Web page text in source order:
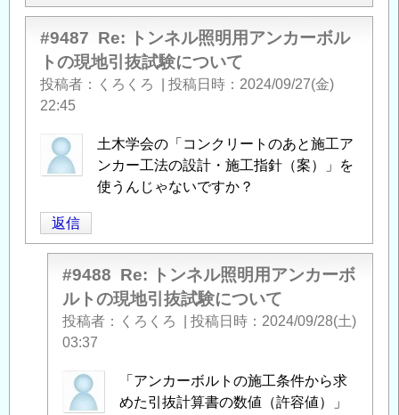
#9487 Re: トンネル照明用アンカーボル
トの現地引抜試験について
投稿者 くろくろ 投稿日時
2024/09/27(金)
22:45
土木学会の「コンクリートのあと施工ア
ンカー工法の設計・施工指針（案）」を
使うんじゃないですか？
返信
#9488 Re: トンネル照明用アンカーボ
ルトの現地引抜試験について
投稿者 くろくろ 投稿日時
2024/09/28(土)
03:37
匿
名
「アンカーボルトの施工条件から求
めた引抜計算書の数値（許容値）」